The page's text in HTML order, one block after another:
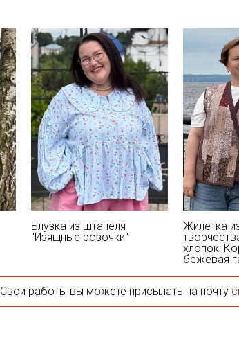
Блузка из штапеля
"Изящные розочки"
Жилетка
хлопок:
бежевая
Свои работы вы можете присылать на почту